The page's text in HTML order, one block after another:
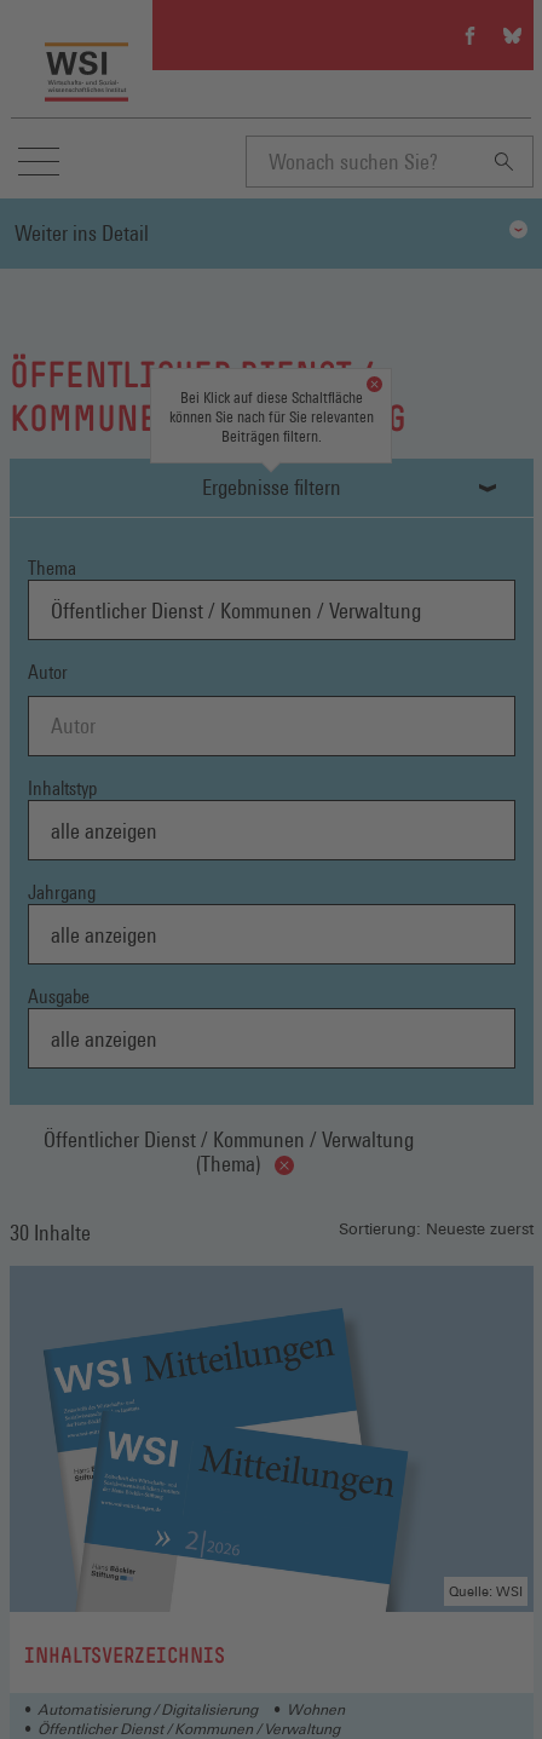
WSI
auf
(Öffnet
in
einem
neuen
WSI
auf
in
Suchbegriff
eingeben
ÖFFENTLICHER DIENST /
KOMMUNEN / VERWALTUNG
Ergebnisse filtern
Bei Klick auf diese Schaltfläche
können Sie nach für Sie relevanten
Beiträgen filtern.
Thema
Autor
Inhaltstyp
Jahrgang
Ausgabe
Öffentlicher Dienst / Kommunen / Verwaltung
(Thema)
30 Inhalte Sortierung: Neueste zuerst
:INHALTSVERZEICHNIS
Quelle: WSI
Automatisierung / Digitalisierung
Wohnen
Öffentlicher Dienst / Kommunen / Verwaltung
Weiter ins Detail